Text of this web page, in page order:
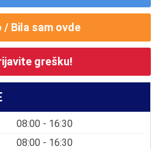
/ Bila sam ovde
grešku!
08:00 - 16:30
08:00 - 16:30